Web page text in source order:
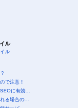
ル
ル
で注意！
に有効…
る場合の…